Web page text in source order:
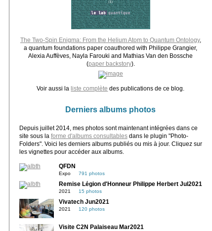
The Two-Spin Enigma: From the Helium Atom to Quantum Ontology,
a quantum foundations paper coauthored with Philippe Grangier,
Alexia Auffèves, Nayla Farouki and Mathias Van den Bossche
(paper backstory).
Voir aussi la liste complète des publications de ce blog.
Derniers albums photos
Depuis juillet 2014, mes photos sont maintenant intégrées dans ce
site sous la forme d'albums consultablesdans le plugin "Photo-
Folders". Voici les derniers albums publiés ou mis à jour. Cliquez sur
les vignettes pour accéder aux albums.
QFDN
Expo 791 photos
Remise Légion d'Honneur Philippe Herbert Jul2021
2021 15 photos
Vivatech Jun2021
2021 120 photos
Visite C2N Palaiseau Mar2021